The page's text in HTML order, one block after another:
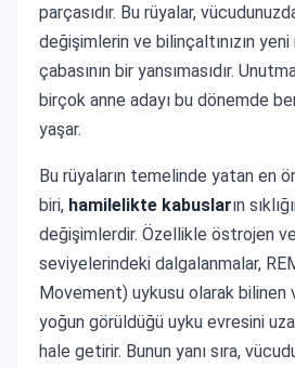
parçasıdır. Bu rüyalar,
değişimlerin ve bilinçaltınızın
çabasının bir yansımasıdır.
birçok anne adayı bu dönemde
yaşar.
Bu rüyaların temelinde yatan en
biri, hamilelikte kabusların
değişimlerdir. Özellikle östrojen
seviyelerindeki dalgalanmalar,
Movement) uykusu olarak bilinen
yoğun görüldüğü uyku evresini
hale getirir. Bunun yanı sıra,